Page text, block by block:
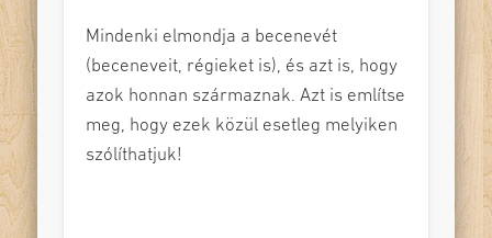
Mindenki elmondja a becenevét
(beceneveit, régieket is), és azt is, hogy
azok honnan származnak. Azt is említse
meg, hogy ezek közül esetleg melyiken
szólíthatjuk!